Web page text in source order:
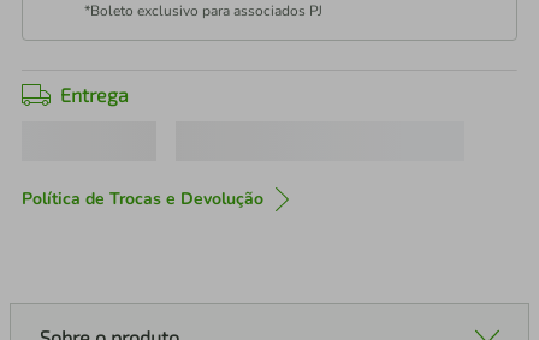
*Boleto exclusivo para associados PJ
Entrega
Política de Trocas e Devolução